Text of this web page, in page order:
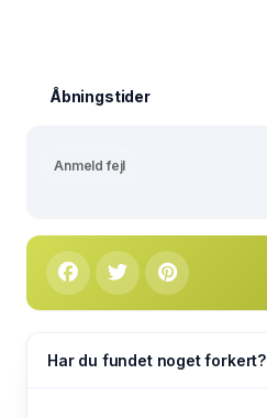
Åbningstider
Anmeld fejl
Har du fundet noget forkert?